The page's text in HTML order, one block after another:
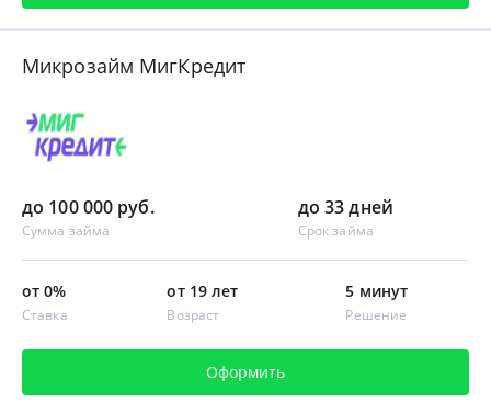
Микрозайм МигКредит
до 100 000 руб.
Сумма займа
до 33 дней
Срок займа
от 0%
Ставка
от 19 лет
Возраст
5 минут
Решение
Оформить